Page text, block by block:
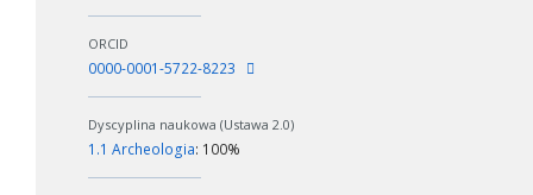
ORCID
0000-0001-5722-8223
Dyscyplina naukowa (Ustawa 2.0)
1.1 Archeologia: 100%